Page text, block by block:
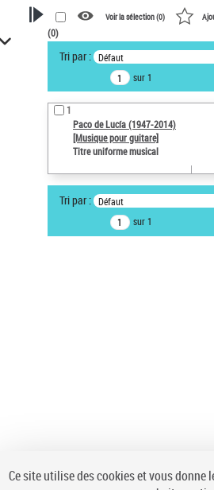
VOTRE RECHERCHE
Recherche avancée dans les
notices d’autorité
Œuvres liées à l'auteur :
Paco de Lucía (1947-2014)
Type de notice d'autorité
Œuvre
Sauvegarder votre recherche
Voir la sélection (0)
(0)
Tri par : Défaut
sur 1
1
Paco de Lucía (1947-2014)
[Musique pour guitare]
Titre uniforme musical
Tri par : Défaut
sur 1
Ce site utilise des cookies et vous donne